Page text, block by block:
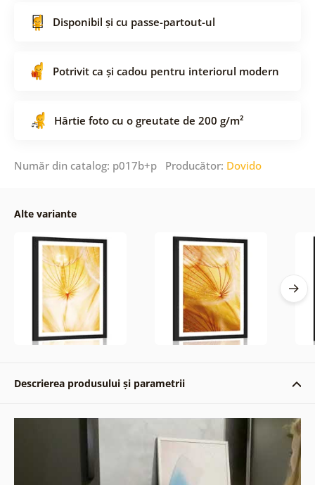
Disponibil și cu passe-partout-ul
Potrivit ca și cadou pentru interiorul modern
Hârtie foto cu o greutate de 200 g/m²
Număr din catalog: p017b+p Producător: Dovido
Alte variante
Descrierea produsului și parametrii